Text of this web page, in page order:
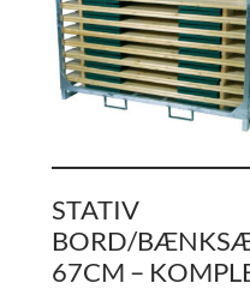
STATIV
BORD/
67CM –